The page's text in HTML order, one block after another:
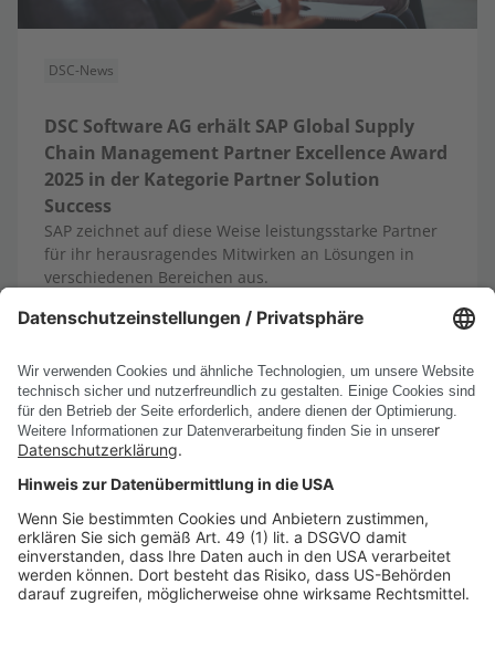
DSC-News
DSC Software AG erhält SAP Global Supply
Chain Management Partner Excellence Award
2025 in der Kategorie Partner Solution
Success
SAP zeichnet auf diese Weise leistungsstarke Partner
für ihr herausragendes Mitwirken an Lösungen in
verschiedenen Bereichen aus.
30.09.2025 Mehr erfahren
Alle News anzeigen